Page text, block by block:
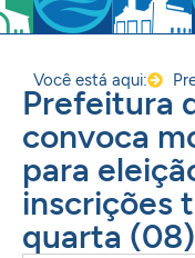
Você está aqui:
Prefeitura
convoca
para
inscrições
quarta (08)